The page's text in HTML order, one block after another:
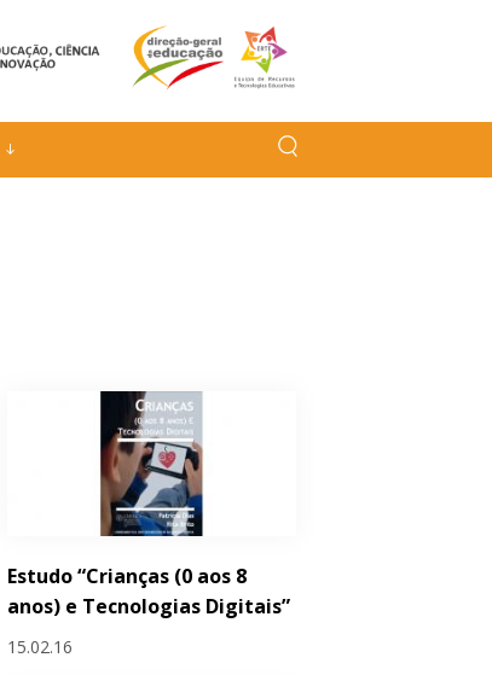
Estudo “Crianças (0 aos 8
anos) e Tecnologias Digitais”
15.02.16